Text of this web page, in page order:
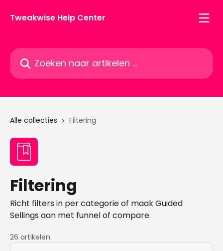
Tweakwise Help Center
Zoeken naar artikelen ...
Alle collecties Filtering
Filtering
Richt filters in per categorie of maak Guided
Sellings aan met funnel of compare.
26 artikelen